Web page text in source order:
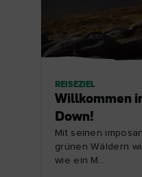
REISEZIEL
Willkommen
Down!
Mit seinen
grünen Wäldern
wie ein M...